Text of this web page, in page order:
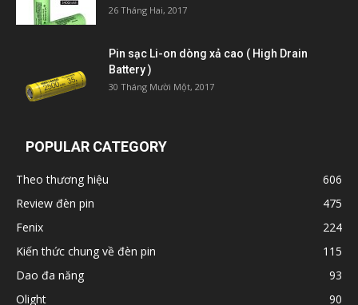
26 Tháng Hai, 2017
Pin sạc Li-on dòng xả cao ( High Drain
Battery )
30 Tháng Mười Một, 2017
POPULAR CATEGORY
Theo thương hiệu
606
Review đèn pin
475
Fenix
224
Kiến thức chung về đèn pin
115
Dao đa năng
93
Olight
90